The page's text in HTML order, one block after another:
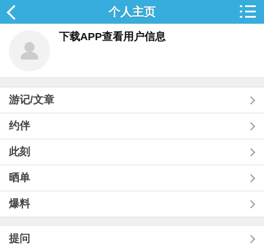
个人主页
下载APP查看用户信息
游记/文章
约伴
此刻
晒单
爆料
提问